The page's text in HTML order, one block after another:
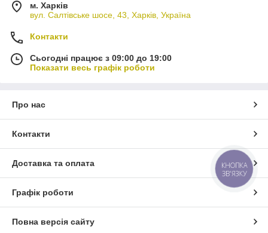
м. Харків
вул. Салтівське шосе, 43, Харків, Україна
Контакти
Сьогодні працює з 09:00 до 19:00
Показати весь графік роботи
Про нас
Контакти
Доставка та оплата
Графік роботи
Повна версія сайту
КНОПКА
ЗВ'ЯЗКУ